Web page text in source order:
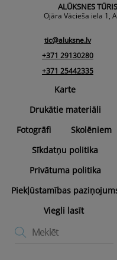
ALŪKSNES
Ojāra Vācieša iela 1,
tic@aluksne.lv
+371 29130280
+371 25442335
Karte
Drukātie materiāli
Fotogrāfi
Skolēniem
Sīkdatņu politika
Privātuma politika
Piekļūstamības
Viegli lasīt